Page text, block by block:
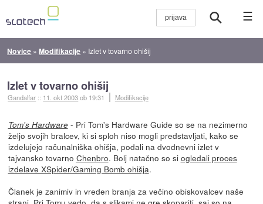
☰
Novice »Modifikacije » Izlet v tovarno ohišij
Izlet v tovarno ohišij
Gandalfar :: 11. okt 2003ob 19:31 Modifikacije
Tom's Hardware- Pri Tom's Hardware Guide so se na nezimerno
željo svojih bralcev, ki si sploh niso mogli predstavljati, kako se
izdelujejo računalniška ohišja, podali na dvodnevni izlet v
tajvansko tovarno Chenbro. Bolj natačno so si ogledali proces
izdelave XSpider/Gaming Bomb ohišja.
Članek je zanimiv in vreden branja za večino obiskovalcev naše